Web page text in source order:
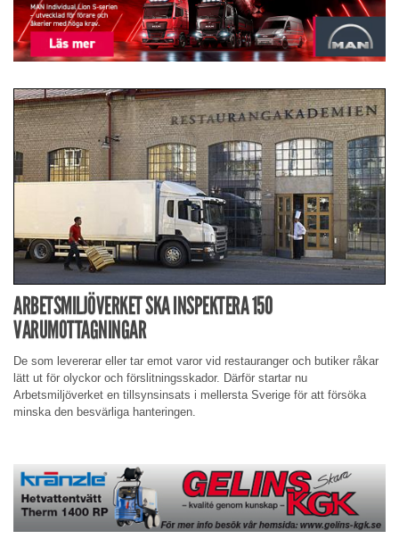
ARBETSMILJÖVERKET SKA INSPEKTERA 150
VARUMOTTAGNINGAR
De som levererar eller tar emot varor vid restauranger och butiker råkar
lätt ut för olyckor och förslitningsskador. Därför startar nu
Arbetsmiljöverket en tillsynsinsats i mellersta Sverige för att försöka
minska den besvärliga hanteringen.